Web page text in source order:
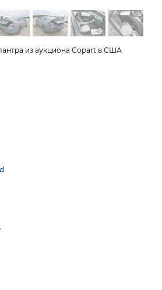
из аукциона Copart в США